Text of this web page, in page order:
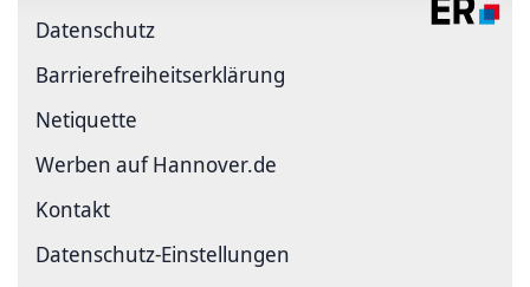
Datenschutz
Barriere­freiheits­erklärung
Netiquette
Werben auf Hannover.de
Kontakt
Datenschutz-Einstellungen